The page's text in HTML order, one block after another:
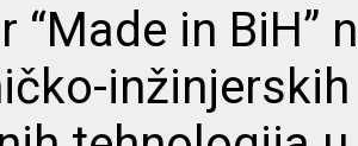
“Made in BiH”